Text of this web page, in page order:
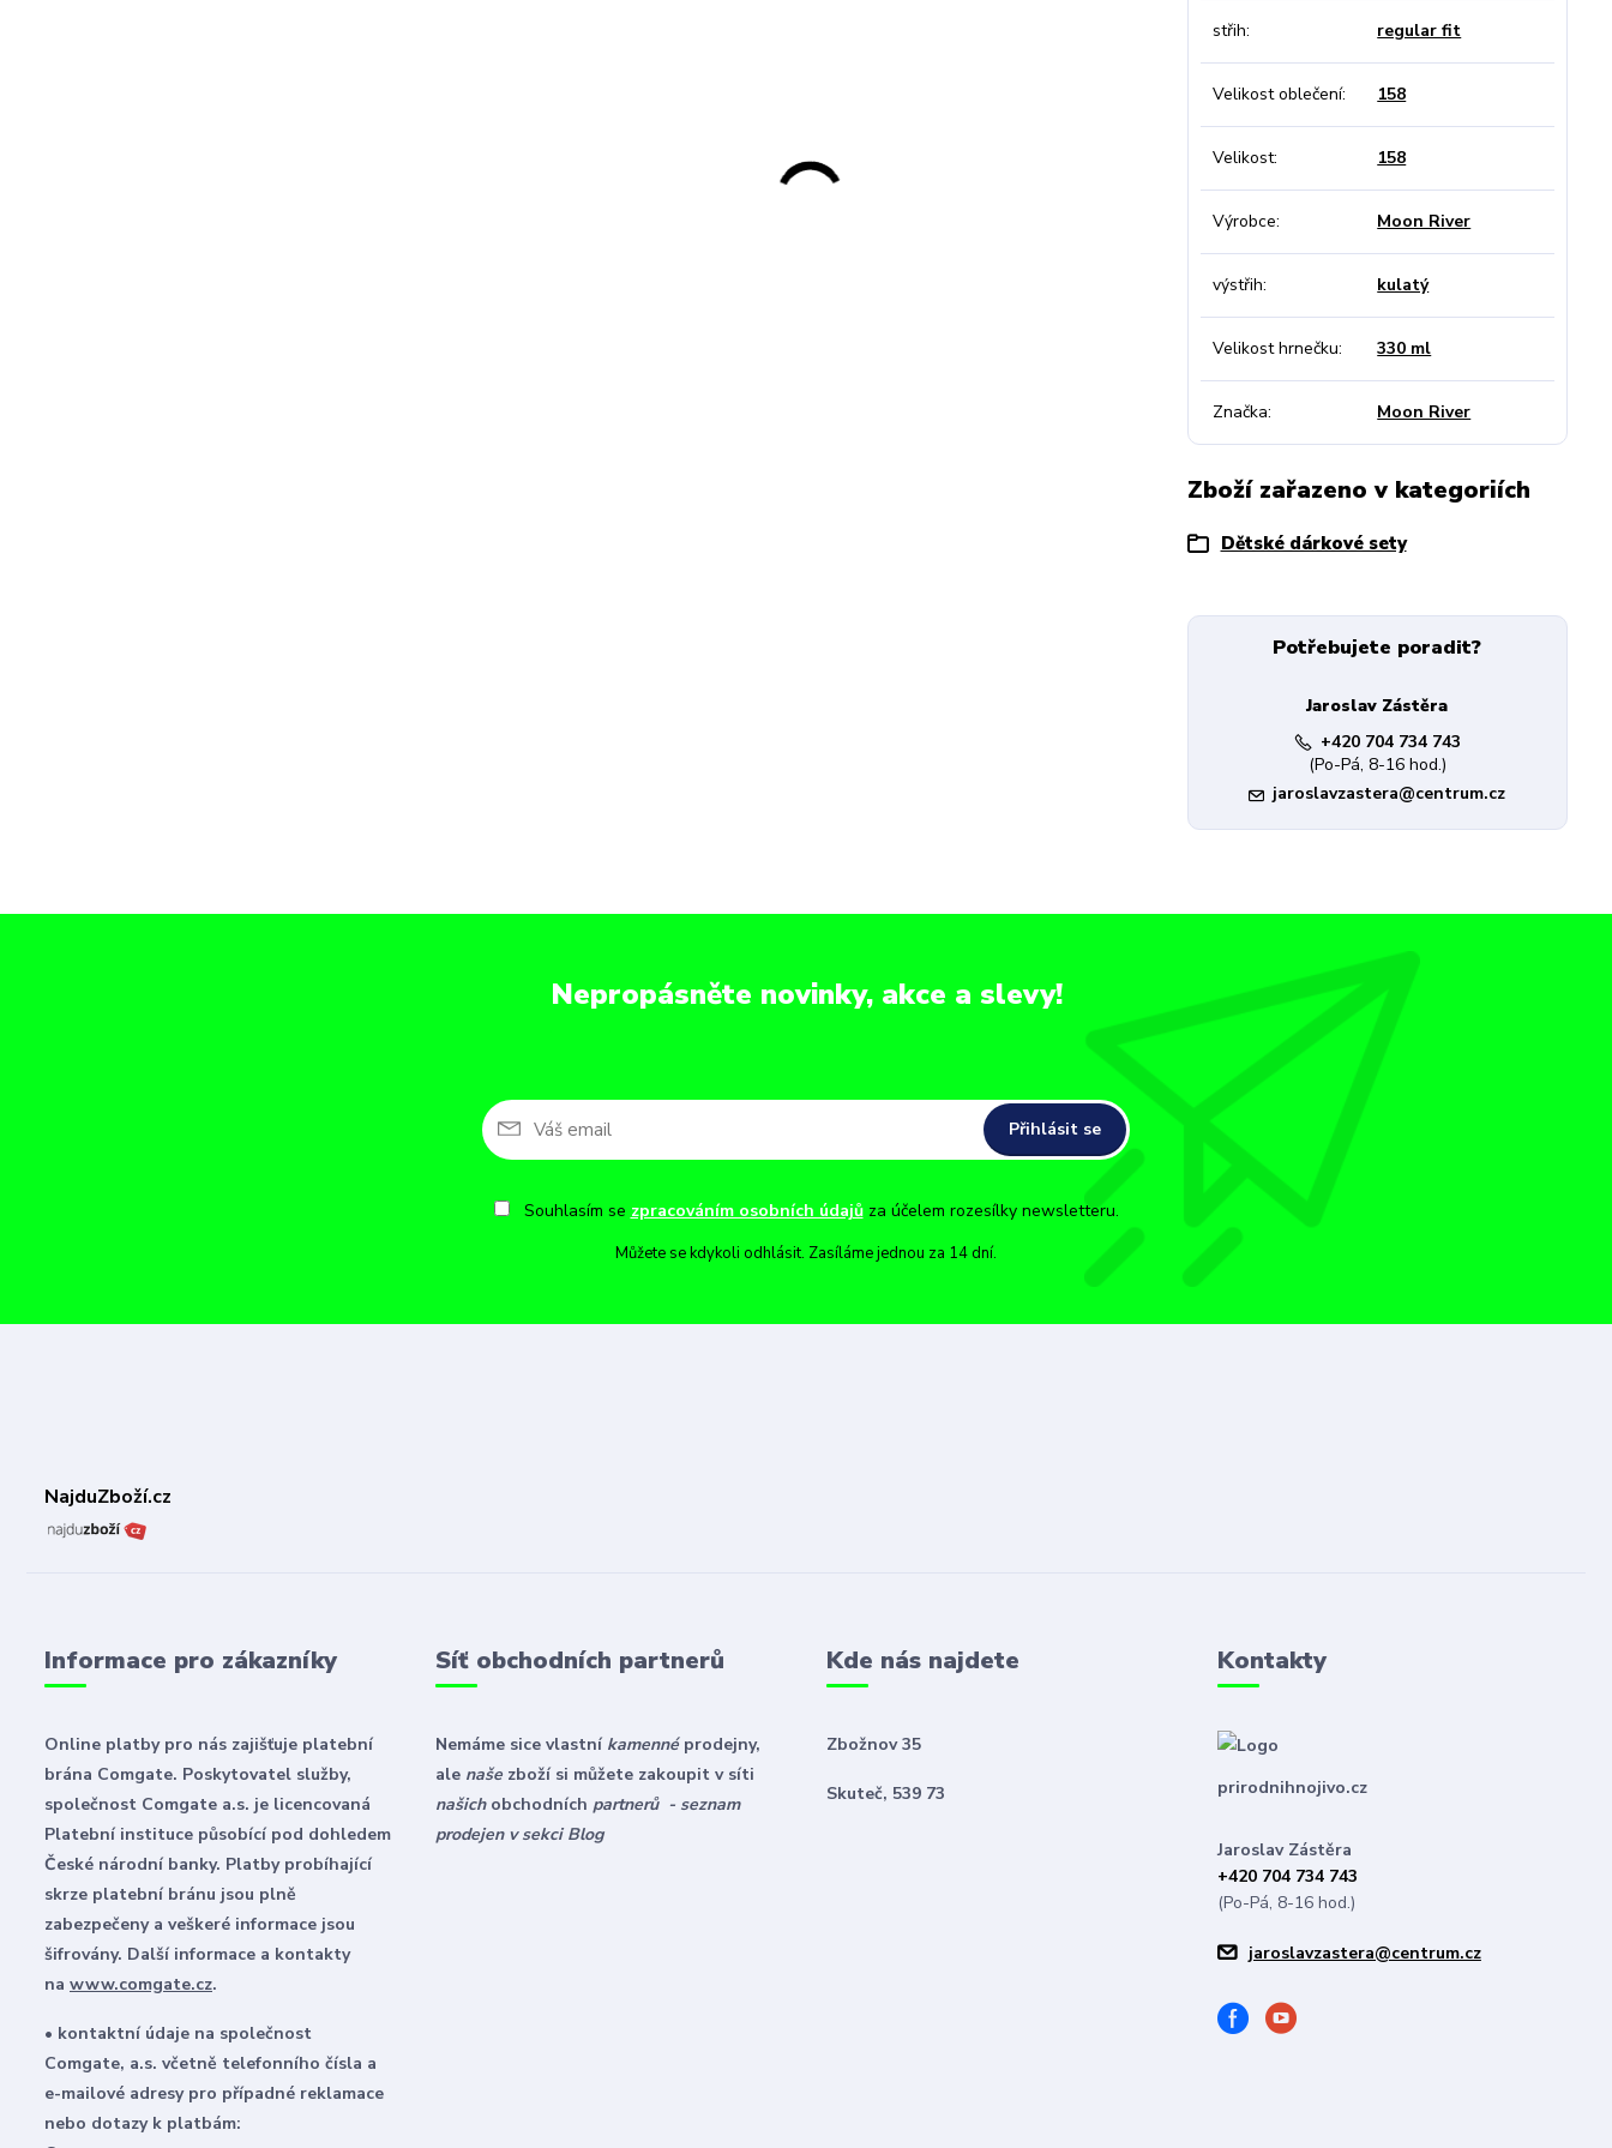
střih regular fit
Velikost oblečení 158
Velikost 158
Výrobce Moon River
výstřih kulatý
Velikost hrnečku 330 ml
Značka Moon River
Zboží zařazeno v kategoriích
Dětské dárkové sety
Potřebujete poradit?
Jaroslav Zástěra
+420 704 734 743
(Po-Pá, 8-16 hod.)
jaroslavzastera@centrum.cz
Nepropásněte novinky, akce a slevy!
Přihlásit se
Souhlasím se zpracováním osobních údajůza účelem rozesílky newsletteru.
Můžete se kdykoli odhlásit. Zasíláme jednou za 14 dní.
NajduZboží.cz
Informace pro zákazníky
Online platby pro nás zajišťuje platební
brána Comgate. Poskytovatel služby,
společnost Comgate a.s. je licencovaná
Platební instituce působící pod dohledem
České národní banky. Platby probíhající
skrze platební bránu jsou plně
zabezpečeny a veškeré informace jsou
šifrovány. Další informace a kontakty
na www.comgate.cz.
• kontaktní údaje na společnost
Comgate, a.s. včetně telefonního čísla a
e-mailové adresy pro případné reklamace
nebo dotazy k platbám:
Síť obchodních partnerů
Nemáme sice vlastní kamennéprodejny,
ale našezboží si můžete zakoupit v síti
našichobchodních partnerů - seznam
prodejen v sekci Blog
Kde nás najdete
Zbožnov 35
Skuteč, 539 73
Kontakty
prirodnihnojivo.cz
Jaroslav Zástěra
+420 704 734 743
(Po-Pá, 8-16 hod.)
jaroslavzastera@centrum.cz